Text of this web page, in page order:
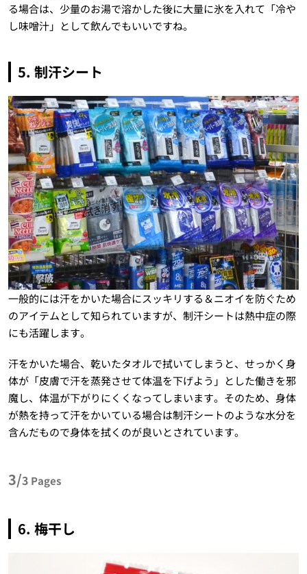
る場合は、少量のお湯で溶かした後に大量に氷を入れて「冷や
し味噌汁」として飲んでもいいですね。
5. 制汗シート
一般的には汗をかいた場合にスッキリする＆ニオイを防ぐため
のアイテムとして知られていますが、制汗シートは熱中症の際
にも活躍します。
汗をかいた場合、乾いたタオルで拭いてしまうと、せっかく身
体が「皮膚で汗を蒸発させて体温を下げよう」とした働きを邪
魔し、体温が下がりにくくなってしまいます。そのため、身体
が熱を持って汗をかいている場合は制汗シートのような水分を
含んだもので身体を拭くのが良いとされています。
3/3 Pages
6. 梅干し